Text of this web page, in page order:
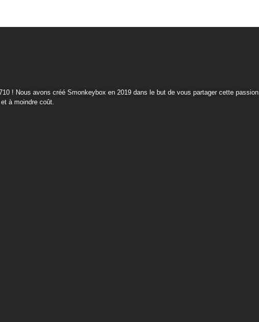
! Nous avons créé Smonkeybox en 2019 dans le but de vous partager cette passion
à moindre coût.